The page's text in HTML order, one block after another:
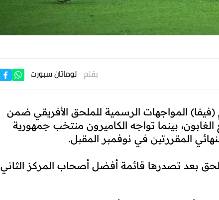
بقلم لوماتان سبورت
(فيفا) المواجهات الرسمية للملحق الأفريقي ضمن
نيجيريا مع الغابون، بينما تواجه الكاميرون منتخب جمهورية
المقررتين في نوفمبر المقبل.
بعد تصدرها قائمة أفضل أصحاب المركز الثاني